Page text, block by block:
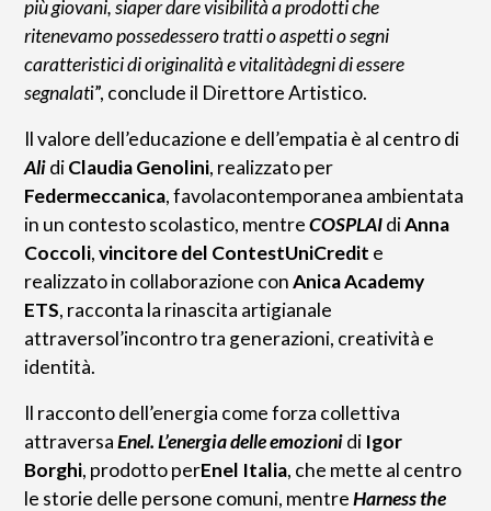
più giovani, siaper dare visibilità a prodotti che
ritenevamo possedessero tratti o aspetti o segni
caratteristici di originalità e vitalitàdegni di essere
segnalati”, conclude il Direttore Artistico.
Il valore dell’educazione e dell’empatia è al centro di
AlidiClaudia Genolini, realizzato per
Federmeccanica, favolacontemporanea ambientata
in un contesto scolastico, mentreCOSPLAIdiAnna
Coccoli,vincitore del ContestUniCredit e
realizzato in collaborazione conAnica Academy
ETS, racconta la rinascita artigianale
attraversol’incontro tra generazioni, creatività e
identità.
Il racconto dell’energia come forza collettiva
attraversaEnel. L’energia delle emozionidi Igor
Borghi, prodotto perEnel Italia, che mette al centro
le storie delle persone comuni, mentreHarness the